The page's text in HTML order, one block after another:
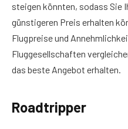
steigen könnten, sodass Sie
günstigeren Preis erhalten
Flugpreise und
Fluggesellschaften
das beste Angebot erhalten.
Roadtripper